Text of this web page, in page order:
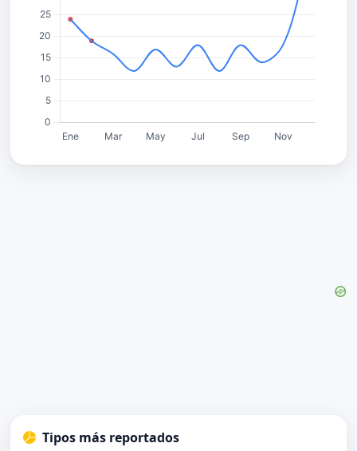
Tipos más reportados